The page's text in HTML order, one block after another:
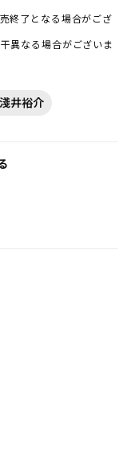
終了となる場合がござ
異なる場合がございま
井裕介